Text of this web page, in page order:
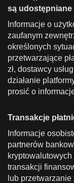
są udostępniane
Informacje o
zaufanym
określonych
przetwarzające
zł, dostawcy
działanie
prosić o
Transakcje
Informacje
partnerów
transakcji
lub